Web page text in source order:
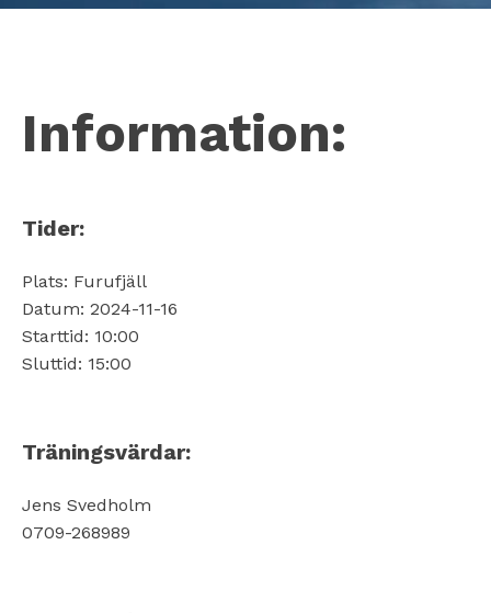
Information:
Tider:
Plats: Furufjäll
Datum: 2024-11-16
Starttid: 10:00
Sluttid: 15:00
Träningsvärdar:
Jens Svedholm
0709-268989